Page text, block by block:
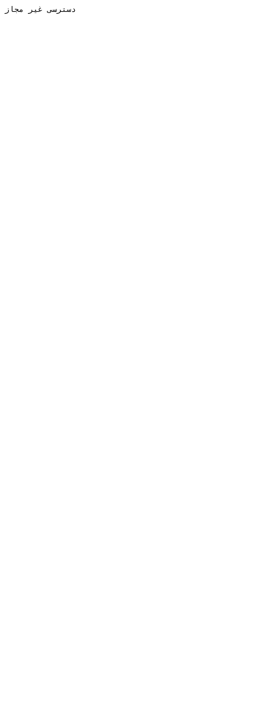
دسترسی غیر مجاز